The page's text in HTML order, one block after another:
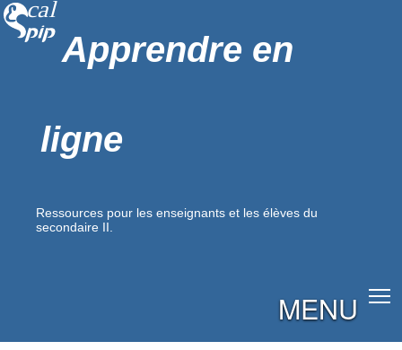
Apprendre en
ligne
Ressources pour les enseignants et les élèves du
secondaire II.
MENU